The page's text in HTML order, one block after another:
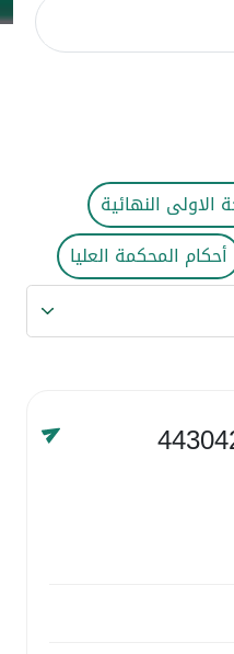
الاولى النهائية
أحكام المحكمة العليا